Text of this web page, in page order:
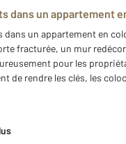
dans un appartement
dans un appartement en
fracturée, un mur
pour les
de rendre les clés, les